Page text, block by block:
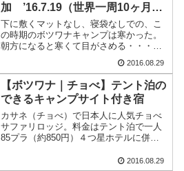
加 ’16.7.19（世界一周10ヶ月19
日目）
下に敷くマットなし、寝袋なしでの、こ
の時期のボツワナキャンプは寒かった。
朝方になると寒くて目がさめる・・・・
後から知ったんだが、チョべサファリロ
ッジは無料で毛布貸してくれるらし
い・・・デポジット預けないとだけど。
チョべサファリのゲームドライ...
2016.08.29
【ボツワナ｜チョべ】テント泊の
できるキャンプサイト付き宿
カサネ（チョべ）で日本人に人気チョべ
サファリロッジ。料金はテント泊で一人
85プラ（約850円）４つ星ホテルに併設
はいえ、施設は4つ星ホテルのそれを使え
2016.08.29